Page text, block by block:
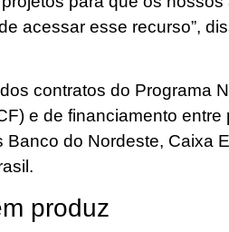
acessar esse recurso”,
contratos do Programa
e de financiamento entre
Banco do Nordeste, Caixa
produz